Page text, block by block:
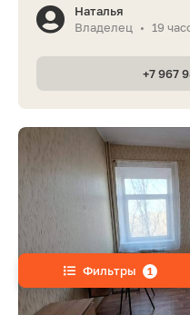
Наталья
Владелец
• 19
+7 967
Фильтры 1